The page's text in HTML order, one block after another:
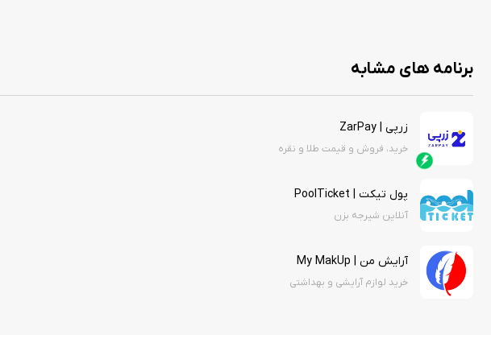
برنامه های مشابه
زرپی | ZarPay
خرید، فروش و قیمت طلا و نقره
پول تیکت | PoolTicket
آنلاین شیرجه بزن
آرایش من | My MakUp
خرید لوازم آرایشی و بهداشتی